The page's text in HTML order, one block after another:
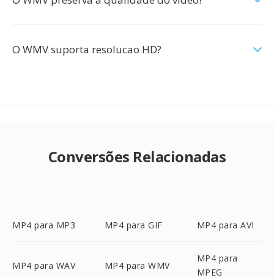
O WMV suporta resolucao HD?
Conversões Relacionadas
MP4 para MP3 MP4 para GIF MP4 para AVI
MP4 para WAV MP4 para WMV
MP4 para
MPEG